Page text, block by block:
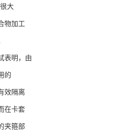
大
物加工
表明，由
的
效隔离
在卡套
夹箍部